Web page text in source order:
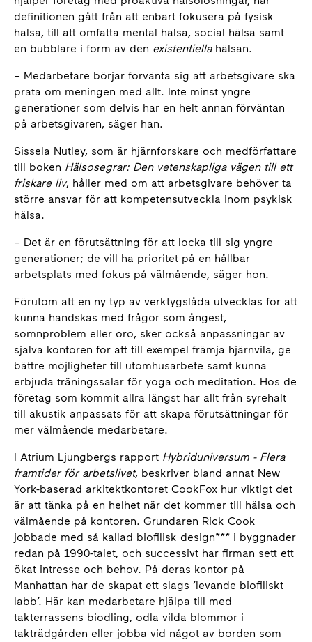
definitionen gått från att enbart fokusera på fysisk
hälsa, till att omfatta mental hälsa, social hälsa samt
en bubblare i form av den existentiellahälsan.
– Medarbetare börjar förvänta sig att arbetsgivare ska
prata om meningen med allt. Inte minst yngre
generationer som delvis har en helt annan förväntan
på arbetsgivaren, säger han.
Sissela Nutley, som är hjärnforskare och medförfattare
till boken Hälsosegrar: Den vetenskapliga vägen till ett
friskare liv, håller med om att arbetsgivare behöver ta
större ansvar för att kompetensutveckla inom psykisk
hälsa.
– Det är en förutsättning för att locka till sig yngre
generationer; de vill ha prioritet på en hållbar
arbetsplats med fokus på välmående, säger hon.
Förutom att en ny typ av verktygslåda utvecklas för att
kunna handskas med frågor som ångest,
sömnproblem eller oro, sker också anpassningar av
själva kontoren för att till exempel främja hjärnvila, ge
bättre möjligheter till utomhusarbete samt kunna
erbjuda träningssalar för yoga och meditation. Hos de
företag som kommit allra längst har allt från syrehalt
till akustik anpassats för att skapa förutsättningar för
mer välmående medarbetare.
I Atrium Ljungbergs rapport Hybriduniversum - Flera
framtider för arbetslivet, beskriver bland annat New
York-baserad arkitektkontoret CookFox hur viktigt det
är att tänka på en helhet när det kommer till hälsa och
välmående på kontoren. Grundaren Rick Cook
jobbade med så kallad biofilisk design*** i byggnader
redan på 1990-talet, och successivt har firman sett ett
ökat intresse och behov. På deras kontor på
Manhattan har de skapat ett slags ’levande biofiliskt
labb’. Här kan medarbetare hjälpa till med
takterrassens biodling, odla vilda blommor i
takträdgården eller jobba vid något av borden som